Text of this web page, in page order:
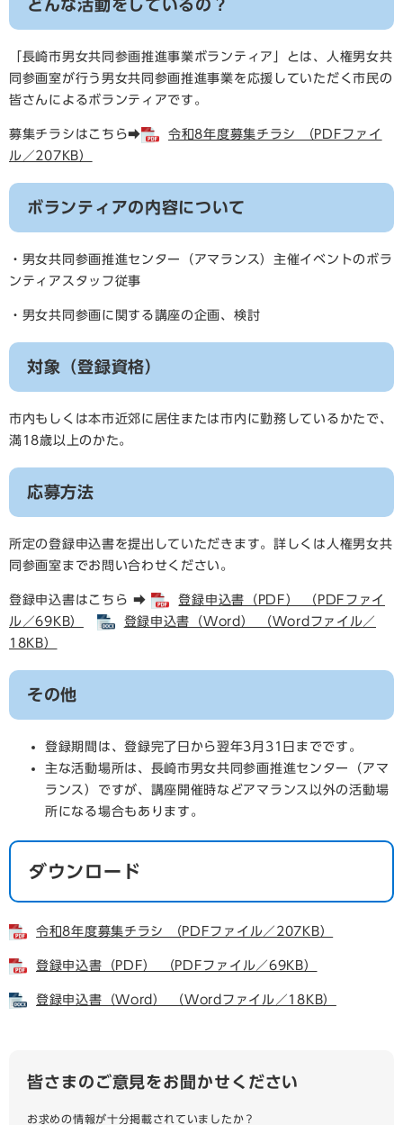
どんな活動をしているの？
「長崎市男女共同参画推進事業ボランティア」とは、人権男女共
同参画室が行う男女共同参画推進事業を応援していただく市民の
皆さんによるボランティアです。
募集チラシはこちら➡
令和8年度募集チラシ （PDFファイ
ル／207KB）
ボランティアの内容について
・男女共同参画推進センター（アマランス）主催イベントのボラ
ンティアスタッフ従事
・男女共同参画に関する講座の企画、検討
対象（登録資格）
市内もしくは本市近郊に居住または市内に勤務しているかたで、
満18歳以上のかた。
応募方法
所定の登録申込書を提出していただきます。詳しくは人権男女共
同参画室までお問い合わせください。
登録申込書はこちら ➡
登録申込書（PDF） （PDFファイ
ル／69KB）
登録申込書（Word） （Wordファイル／
18KB）
その他
登録期間は、登録完了日から翌年3月31日までです。
主な活動場所は、長崎市男女共同参画推進センター（アマ
ランス）ですが、講座開催時などアマランス以外の活動場
所になる場合もあります。
ダウンロード
令和8年度募集チラシ （PDFファイル／207KB）
登録申込書（PDF） （PDFファイル／69KB）
登録申込書（Word） （Wordファイル／18KB）
皆さまのご意見をお聞かせください
お求めの情報が十分掲載されていましたか？